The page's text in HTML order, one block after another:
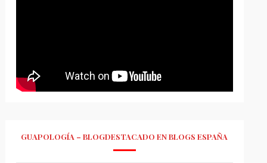
GUAPOLOGÍA – BLOGDESTACADO EN BLOGS ESPAÑA